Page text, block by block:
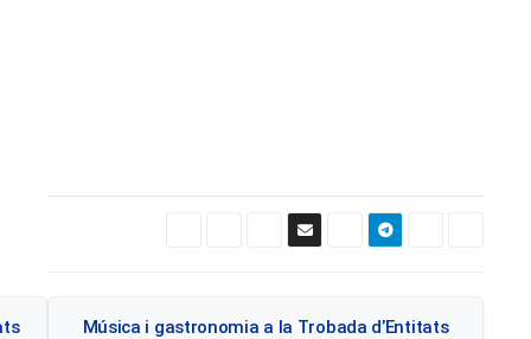
Música i gastronomia a la Trobada d’Entitats